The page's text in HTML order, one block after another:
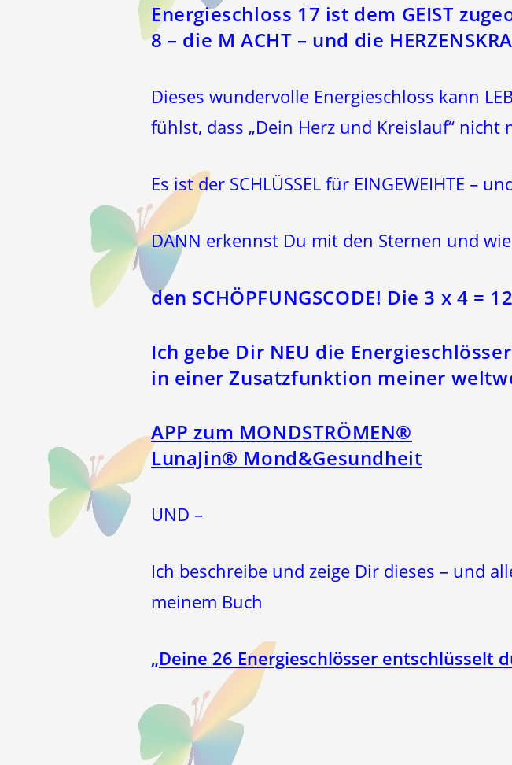
Energieschloss 17 ist dem GEIST
8 – die M ACHT – und die
Dieses wundervolle Energieschloss kann
fühlst, dass „Dein Herz und Kreislauf“ nicht
Es ist der SCHLÜSSEL für EINGEWEIHTE –
DANN erkennst Du mit den Sternen und
den SCHÖPFUNGSCODE! Die 3 x 4 =
Ich gebe Dir NEU die
in einer Zusatzfunktion meiner
APP zum MONDSTRÖMEN®
LunaJin® Mond&Gesundheit
UND –
Ich beschreibe und zeige Dir dieses – und
meinem Buch
„Deine 26 Energieschlösser entschlüsselt